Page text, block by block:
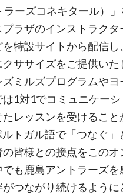
ーズコネキタール）」
ラザのインストラク
特設サイトから配信
ササイズをご提供い
ズミルズプログラムや
1対1でコミュニケー
レッスンを受けること
トガル語で「つなぐ」
の皆様との接点をこの
も鹿島アントラーズを
つながり続けるよう